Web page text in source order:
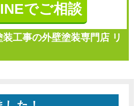
でご相談
工事の外壁塗装専門店 リ